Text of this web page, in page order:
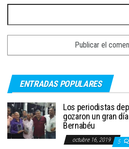
ENTRADAS POPULARES
Los periodistas
gozaron un gran
Bernabéu
octubre 16, 2019 5